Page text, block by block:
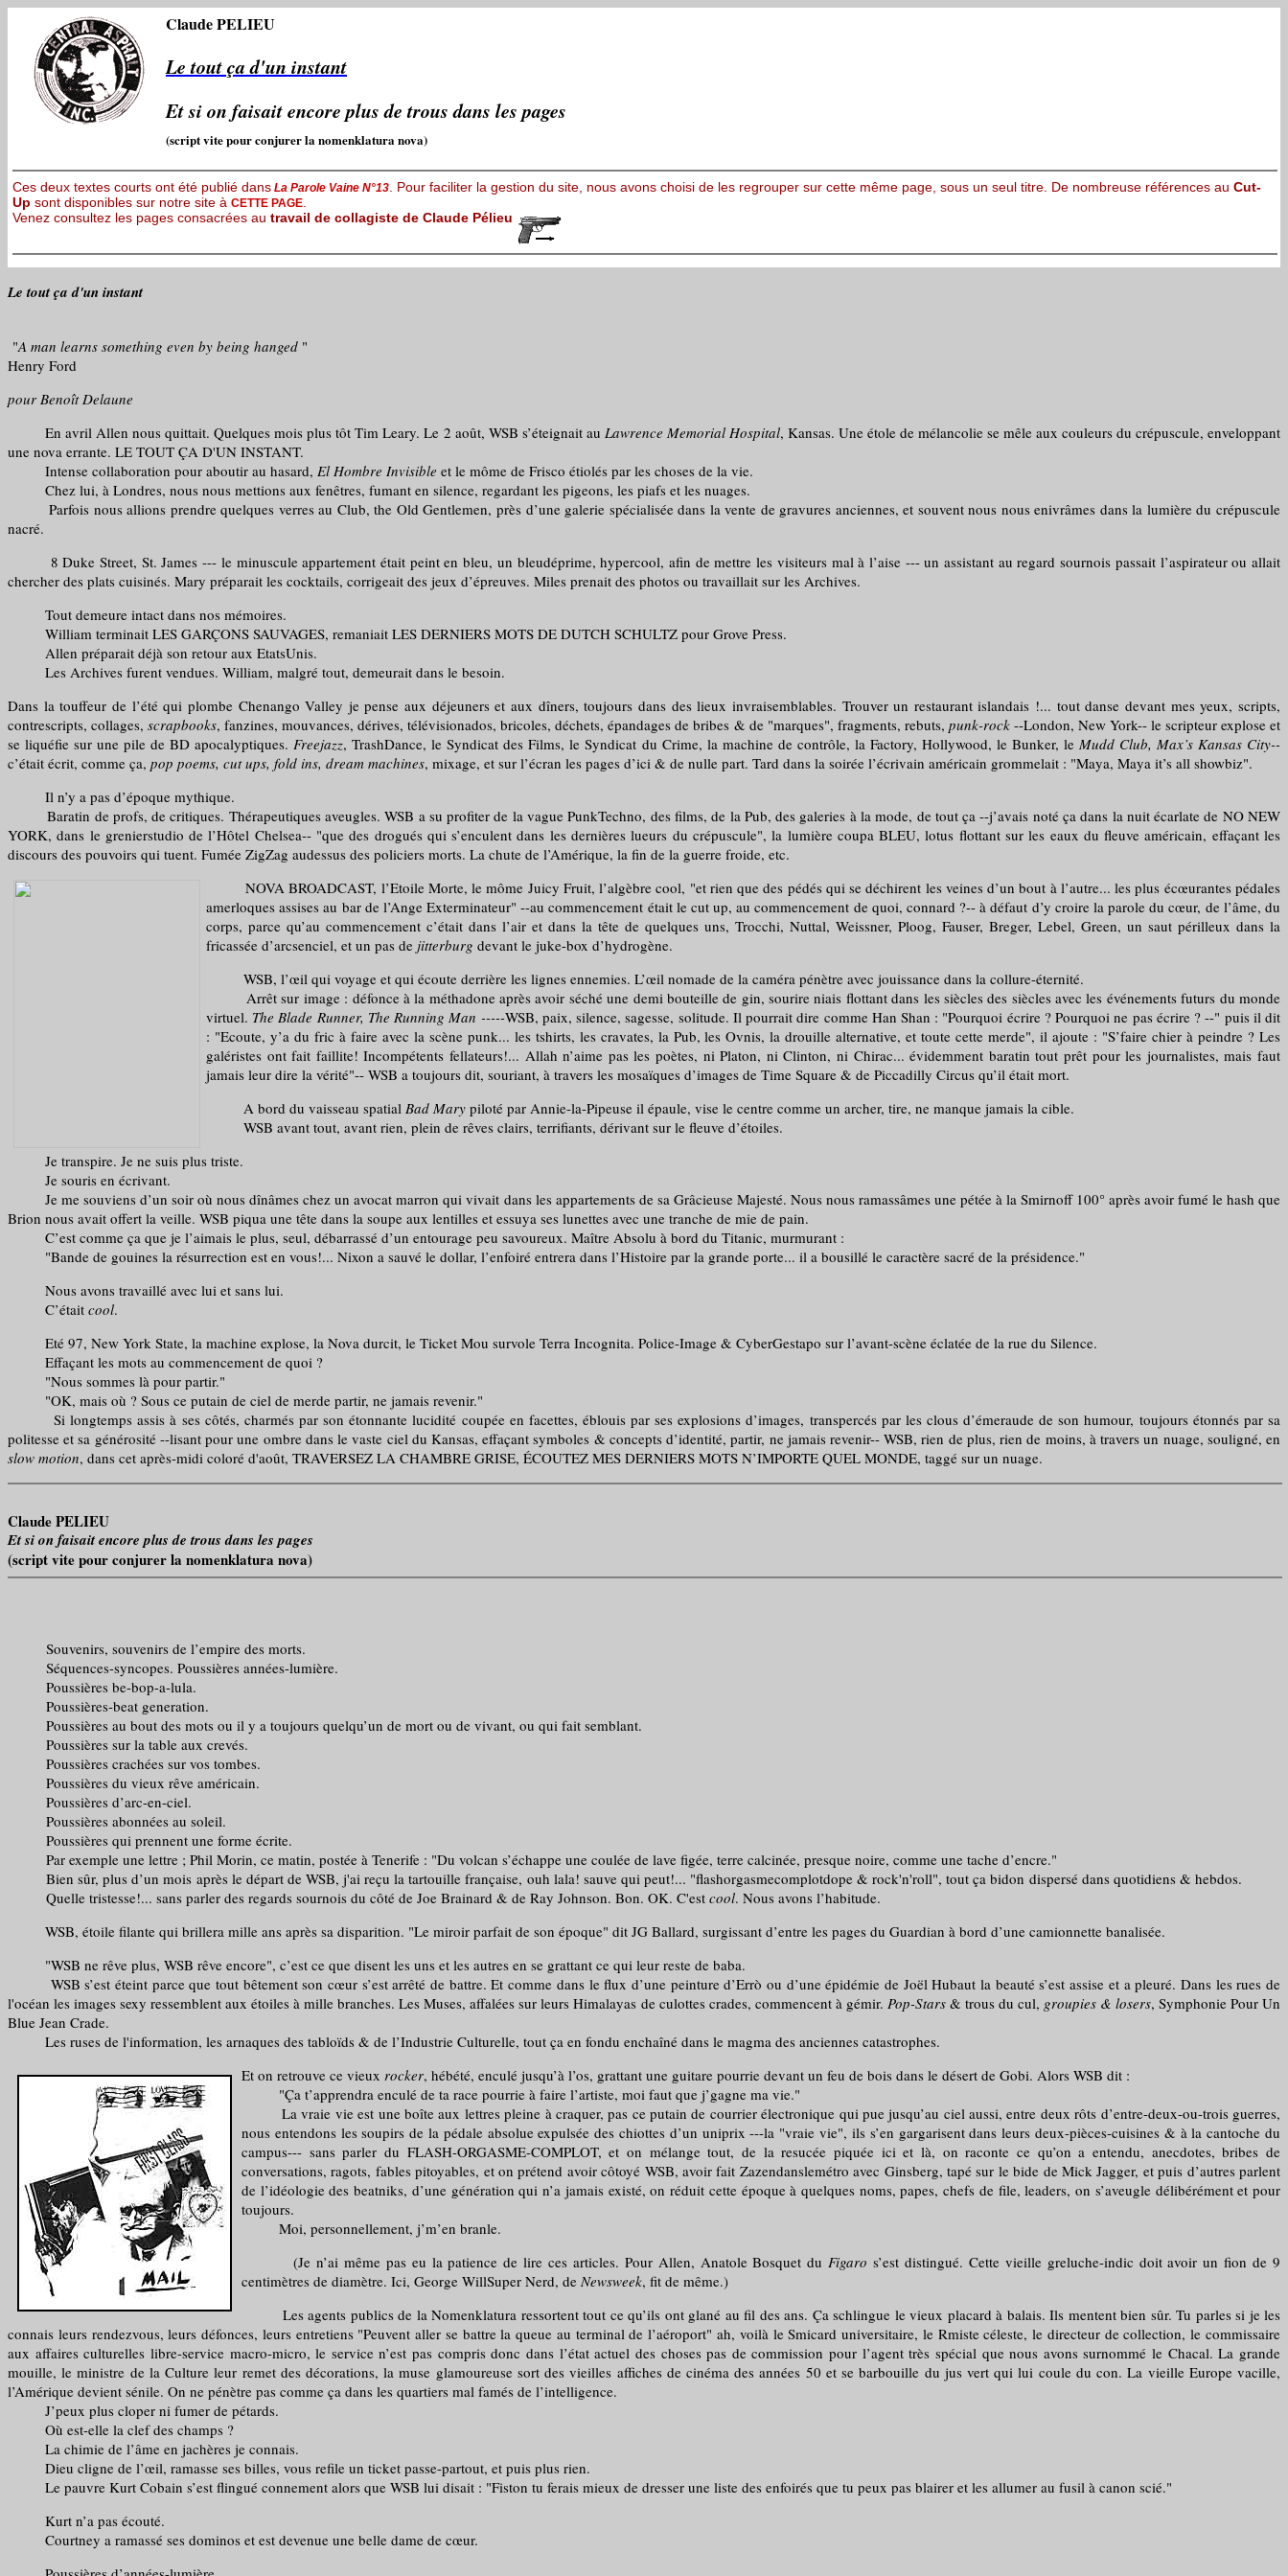
Claude PELIEU
Le tout ça d'un instant
Et si on faisait encore plus de trous dans les pages
(script vite pour conjurer la nomenklatura nova)
Ces deux textes courts ont été publié dans La Parole Vaine N°13 . Pour faciliter la gestion du site, nous avons choisi de les regrouper sur cette même page, sous un seul titre. De nombreuse références au Cut-
Up sont disponibles sur notre site à CETTE PAGE
Venez consultez les pages consacrées au travail de collagiste de Claude Pélieu
Le tout ça d'un instant
"A man learns something even by being hanged "
Henry Ford
pour Benoît Delaune
En avril Allen nous quittait. Quelques mois plus tôt Tim Leary. Le 2 août, WSB s’éteignait au Lawrence Memorial Hospital, Kansas. Une étole de mélancolie se mêle aux couleurs du crépuscule, enveloppant
une nova errante. LE TOUT ÇA D'UN INSTANT.
Intense collaboration pour aboutir au hasard, El Hombre Invisible et le môme de Frisco étiolés par les choses de la vie.
Chez lui, à Londres, nous nous mettions aux fenêtres, fumant en silence, regardant les pigeons, les piafs et les nuages.
Parfois nous allions prendre quelques verres au Club, the Old Gentlemen, près d’une galerie spécialisée dans la vente de gravures anciennes, et souvent nous nous enivrâmes dans la lumière du crépuscule
nacré.
8 Duke Street, St. James --- le minuscule appartement était peint en bleu, un bleudéprime, hypercool, afin de mettre les visiteurs mal à l’aise --- un assistant au regard sournois passait l’aspirateur ou allait
chercher des plats cuisinés. Mary préparait les cocktails, corrigeait des jeux d’épreuves. Miles prenait des photos ou travaillait sur les Archives.
Tout demeure intact dans nos mémoires.
William terminait LES GARÇONS SAUVAGES, remaniait LES DERNIERS MOTS DE DUTCH SCHULTZ pour Grove Press.
Allen préparait déjà son retour aux EtatsUnis.
Les Archives furent vendues. William, malgré tout, demeurait dans le besoin.
Dans la touffeur de l’été qui plombe Chenango Valley je pense aux déjeuners et aux dîners, toujours dans des lieux invraisemblables. Trouver un restaurant islandais !... tout danse devant mes yeux, scripts,
contrescripts, collages,scrapbooks, fanzines, mouvances, dérives, télévisionados, bricoles, déchets, épandages de bribes & de "marques", fragments, rebuts, punk-rock--London, New York-- le scripteur explose et
se liquéfie sur une pile de BD apocalyptiques.Freejazz, TrashDance, le Syndicat des Films, le Syndicat du Crime, la machine de contrôle, la Factory, Hollywood, le Bunker, le Mudd Club, Max’s Kansas City--
c’était écrit, comme ça, pop poems, cut ups, fold ins, dream machines, mixage, et sur l’écran les pages d’ici & de nulle part. Tard dans la soirée l’écrivain américain grommelait : "Maya, Maya it’s all showbiz".
Il n’y a pas d’époque mythique.
Baratin de profs, de critiques. Thérapeutiques aveugles. WSB a su profiter de la vague PunkTechno, des films, de la Pub, des galeries à la mode, de tout ça --j’avais noté ça dans la nuit écarlate de NO NEW
YORK, dans le grenierstudio de l’Hôtel Chelsea-- "que des drogués qui s’enculent dans les dernières lueurs du crépuscule", la lumière coupa BLEU, lotus flottant sur les eaux du fleuve américain, effaçant les
discours des pouvoirs qui tuent. Fumée ZigZag audessus des policiers morts. La chute de l’Amérique, la fin de la guerre froide, etc.
NOVA BROADCAST, l’Etoile Morte, le môme Juicy Fruit, l’algèbre cool, "et rien que des pédés qui se déchirent les veines d’un bout à l’autre... les plus écœurantes pédales
amerloques assises au bar de l’Ange Exterminateur" --au commencement était le cut up, au commencement de quoi, connard ?-- à défaut d’y croire la parole du cœur, de l’âme, du
corps, parce qu’au commencement c’était dans l’air et dans la tête de quelques uns, Trocchi, Nuttal, Weissner, Ploog, Fauser, Breger, Lebel, Green, un saut périlleux dans la
fricassée d’arcsenciel, et un pas de jitterburg devant le juke-box d’hydrogène.
WSB, l’œil qui voyage et qui écoute derrière les lignes ennemies. L’œil nomade de la caméra pénètre avec jouissance dans la collure-éternité.
Arrêt sur image : défonce à la méthadone après avoir séché une demi bouteille de gin, sourire niais flottant dans les siècles des siècles avec les événements futurs du monde
virtuel. The Blade Runner, The Running Man -----WSB, paix, silence, sagesse, solitude. Il pourrait dire comme Han Shan : "Pourquoi écrire ? Pourquoi ne pas écrire ? --" puis il dit
: "Ecoute, y’a du fric à faire avec la scène punk... les tshirts, les cravates, la Pub, les Ovnis, la drouille alternative, et toute cette merde", il ajoute : "S’faire chier à peindre ? Les
galéristes ont fait faillite! Incompétents fellateurs!... Allah n’aime pas les poètes, ni Platon, ni Clinton, ni Chirac... évidemment baratin tout prêt pour les journalistes, mais faut
jamais leur dire la vérité"-- WSB a toujours dit, souriant, à travers les mosaïques d’images de Time Square & de Piccadilly Circus qu’il était mort.
A bord du vaisseau spatial Bad Mary piloté par Annie-la-Pipeuse il épaule, vise le centre comme un archer, tire, ne manque jamais la cible.
WSB avant tout, avant rien, plein de rêves clairs, terrifiants, dérivant sur le fleuve d’étoiles.
Je transpire. Je ne suis plus triste.
Je souris en écrivant.
Je me souviens d’un soir où nous dînâmes chez un avocat marron qui vivait dans les appartements de sa Grâcieuse Majesté. Nous nous ramassâmes une pétée à la Smirnoff 100° après avoir fumé le hash que
Brion nous avait offert la veille. WSB piqua une tête dans la soupe aux lentilles et essuya ses lunettes avec une tranche de mie de pain.
C’est comme ça que je l’aimais le plus, seul, débarrassé d’un entourage peu savoureux. Maître Absolu à bord du Titanic, murmurant :
"Bande de gouines la résurrection est en vous!... Nixon a sauvé le dollar, l’enfoiré entrera dans l’Histoire par la grande porte... il a bousillé le caractère sacré de la présidence."
Nous avons travaillé avec lui et sans lui.
C’était cool.
Eté 97, New York State, la machine explose, la Nova durcit, le Ticket Mou survole Terra Incognita. Police-Image & CyberGestapo sur l’avant-scène éclatée de la rue du Silence.
Effaçant les mots au commencement de quoi ?
"Nous sommes là pour partir."
"OK, mais où ? Sous ce putain de ciel de merde partir, ne jamais revenir."
Si longtemps assis à ses côtés, charmés par son étonnante lucidité coupée en facettes, éblouis par ses explosions d’images, transpercés par les clous d’émeraude de son humour, toujours étonnés par sa
politesse et sa générosité --lisant pour une ombre dans le vaste ciel du Kansas, effaçant symboles & concepts d’identité, partir, ne jamais revenir-- WSB, rien de plus, rien de moins, à travers un nuage, souligné, en
slow motion, dans cet après-midi coloré d'août, TRAVERSEZ LA CHAMBRE GRISE, ÉCOUTEZ MES DERNIERS MOTS N’IMPORTE QUEL MONDE, taggé sur un nuage.
Claude PELIEU
Et si on faisait encore plus de trous dans les pages
(script vite pour conjurer la nomenklatura nova)
Souvenirs, souvenirs de l’empire des morts.
Séquences-syncopes. Poussières années-lumière.
Poussières be-bop-a-lula.
Poussières-beat generation.
Poussières au bout des mots ou il y a toujours quelqu’un de mort ou de vivant, ou qui fait semblant.
Poussières sur la table aux crevés.
Poussières crachées sur vos tombes.
Poussières du vieux rêve américain.
Poussières d’arc-en-ciel.
Poussières abonnées au soleil.
Poussières qui prennent une forme écrite.
Par exemple une lettre ; Phil Morin, ce matin, postée à Tenerife : "Du volcan s’échappe une coulée de lave figée, terre calcinée, presque noire, comme une tache d’encre."
Bien sûr, plus d’un mois après le départ de WSB, j'ai reçu la tartouille française, ouh lala! sauve qui peut!... "flashorgasmecomplotdope & rock'n'roll", tout ça bidon dispersé dans quotidiens & hebdos.
Quelle tristesse!... sans parler des regards sournois du côté de Joe Brainard & de Ray Johnson. Bon. OK. C'est cool. Nous avons l’habitude.
WSB, étoile filante qui brillera mille ans après sa disparition. "Le miroir parfait de son époque" dit JG Ballard, surgissant d’entre les pages du Guardian à bord d’une camionnette banalisée.
"WSB ne rêve plus, WSB rêve encore", c’est ce que disent les uns et les autres en se grattant ce qui leur reste de baba.
WSB s’est éteint parce que tout bêtement son cœur s’est arrêté de battre. Et comme dans le flux d’une peinture d’Errò ou d’une épidémie de Joël Hubaut la beauté s’est assise et a pleuré. Dans les rues de
l'océan les images sexy ressemblent aux étoiles à mille branches. Les Muses, affalées sur leurs Himalayas de culottes crades, commencent à gémir. Pop-Stars& trous du cul, groupies & losers, Symphonie Pour Un
Blue Jean Crade.
Les ruses de l'information, les arnaques des tabloïds & de l’Industrie Culturelle, tout ça en fondu enchaîné dans le magma des anciennes catastrophes.
Et on retrouve ce vieux rocker, hébété, enculé jusqu’à l’os, grattant une guitare pourrie devant un feu de bois dans le désert de Gobi. Alors WSB dit :
"Ça t’apprendra enculé de ta race pourrie à faire l’artiste, moi faut que j’gagne ma vie."
La vraie vie est une boîte aux lettres pleine à craquer, pas ce putain de courrier électronique qui pue jusqu’au ciel aussi, entre deux rôts d’entre-deux-ou-trois guerres,
nous entendons les soupirs de la pédale absolue expulsée des chiottes d’un uniprix ---la "vraie vie", ils s’en gargarisent dans leurs deux-pièces-cuisines & à la cantoche du
campus--- sans parler du FLASH-ORGASME-COMPLOT, et on mélange tout, de la resucée piquée ici et là, on raconte ce qu’on a entendu, anecdotes, bribes de
conversations, ragots, fables pitoyables, et on prétend avoir côtoyé WSB, avoir fait Zazendanslemétro avec Ginsberg, tapé sur le bide de Mick Jagger, et puis d’autres parlent
de l’idéologie des beatniks, d’une génération qui n’a jamais existé, on réduit cette époque à quelques noms, papes, chefs de file, leaders, on s’aveugle délibérément et pour
toujours.
Moi, personnellement, j’m’en branle.
(Je n’ai même pas eu la patience de lire ces articles. Pour Allen, Anatole Bosquet du Figaro s’est distingué. Cette vieille greluche-indic doit avoir un fion de 9
centimètres de diamètre. Ici, George WillSuper Nerd, de Newsweek, fit de même.)
Les agents publics de la Nomenklatura ressortent tout ce qu’ils ont glané au fil des ans. Ça schlingue le vieux placard à balais. Ils mentent bien sûr. Tu parles si je les
connais leurs rendezvous, leurs défonces, leurs entretiens "Peuvent aller se battre la queue au terminal de l’aéroport" ah, voilà le Smicard universitaire, le Rmiste céleste, le directeur de collection, le commissaire
aux affaires culturelles libre-service macro-micro, le service n’est pas compris donc dans l’état actuel des choses pas de commission pour l’agent très spécial que nous avons surnommé le Chacal. La grande
mouille, le ministre de la Culture leur remet des décorations, la muse glamoureuse sort des vieilles affiches de cinéma des années 50 et se barbouille du jus vert qui lui coule du con. La vieille Europe vacille,
l’Amérique devient sénile. On ne pénètre pas comme ça dans les quartiers mal famés de l’intelligence.
J’peux plus cloper ni fumer de pétards.
Où est-elle la clef des champs ?
La chimie de l’âme en jachères je connais.
Dieu cligne de l’œil, ramasse ses billes, vous refile un ticket passe-partout, et puis plus rien.
Le pauvre Kurt Cobain s’est flingué connement alors que WSB lui disait : "Fiston tu ferais mieux de dresser une liste des enfoirés que tu peux pas blairer et les allumer au fusil à canon scié."
Kurt n’a pas écouté.
Courtney a ramassé ses dominos et est devenue une belle dame de cœur.